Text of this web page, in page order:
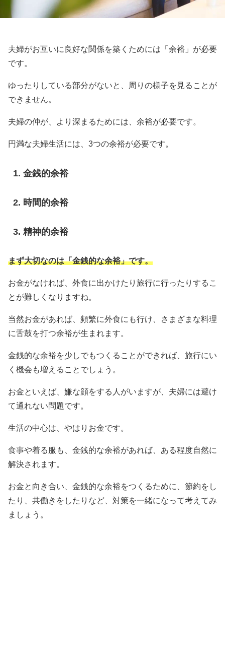
夫婦がお互いに良好な関係を築くためには「余裕」が必要
です。
ゆったりしている部分がないと、周りの様子を見ることが
できません。
夫婦の仲が、より深まるためには、余裕が必要です。
円満な夫婦生活には、3つの余裕が必要です。
金銭的余裕
時間的余裕
精神的余裕
まず大切なのは「金銭的な余裕」です。
お金がなければ、外食に出かけたり旅行に行ったりするこ
とが難しくなりますね。
当然お金があれば、頻繁に外食にも行け、さまざまな料理
に舌鼓を打つ余裕が生まれます。
金銭的な余裕を少しでもつくることができれば、旅行にい
く機会も増えることでしょう。
お金といえば、嫌な顔をする人がいますが、夫婦には避け
て通れない問題です。
生活の中心は、やはりお金です。
食事や着る服も、金銭的な余裕があれば、ある程度自然に
解決されます。
お金と向き合い、金銭的な余裕をつくるために、節約をし
たり、共働きをしたりなど、対策を一緒になって考えてみ
ましょう。